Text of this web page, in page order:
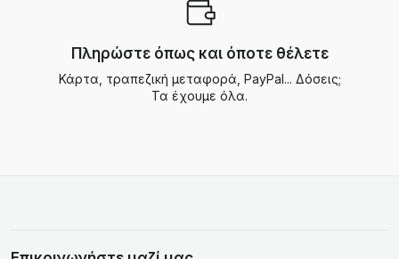
Πληρώστε όπως και όποτε θέλετε
Κάρτα, τραπεζική μεταφορά, PayPal... Δόσεις;
Τα έχουμε όλα.